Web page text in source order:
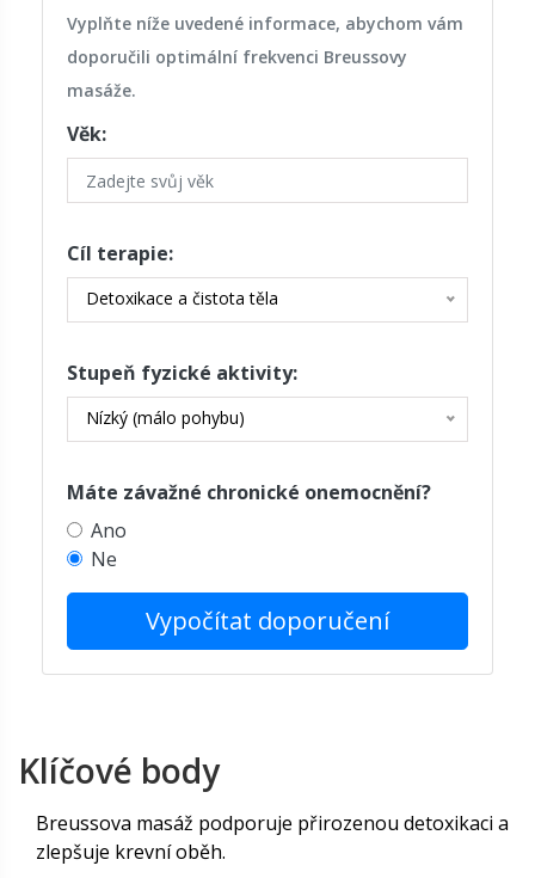
Vyplňte níže uvedené informace, abychom vám
doporučili optimální frekvenci Breussovy
masáže.
Věk:
Cíl terapie:
Detoxikace a čistota těla
Stupeň fyzické aktivity:
Nízký (málo pohybu)
Máte závažné chronické onemocnění?
Ano
Ne
Vypočítat doporučení
Klíčové body
Breussova masáž podporuje přirozenou detoxikaci a
zlepšuje krevní oběh.